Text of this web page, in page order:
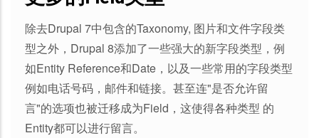
除去Drupal 7中包含的Taxonomy, 图片和文件字段类
型之外，Drupal 8添加了一些强大的新字段类型，例
如Entity Reference和Date，以及一些常用的字段类型
例如电话号码，邮件和链接。甚至连"是否允许留
言"的选项也被迁移成为Field，这使得各种类型 的
Entity都可以进行留言。